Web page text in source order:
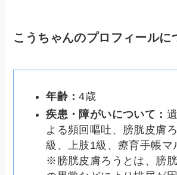
こうちゃんのプロフィールに
年齢：4歳
疾患・障がいについて：
よる頻回嘔吐、膀胱皮膚
級、上肢1級、療育手帳マ
※膀胱皮膚ろうとは、膀